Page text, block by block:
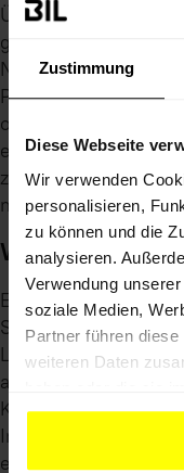
Zustimmung
Diese Webseite
Wir verwenden
personalisieren,
zu können und die
analysieren.
Verwendung
soziale Medien,
Partner führen
weiteren Daten
gesammelt haben.
Über einen WMS
georeferenzierte
Nutzer sieht die
Planungssoftware,
oder einzelne
eignen sich gut als
zum Beispiel beim
mit aktuellen
WFS:
Ein WFS liefert die
Sachdaten als GML-
Leitungen in der
analysieren,
Kollisionsprüfungen
ermöglichen ihren